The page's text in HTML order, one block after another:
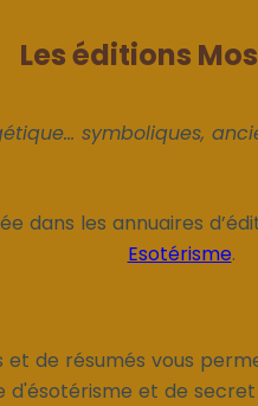
Les éditions
symboliques,
dans les annuaires
Esotérisme.
et de résumés vous
d'ésotérisme et de